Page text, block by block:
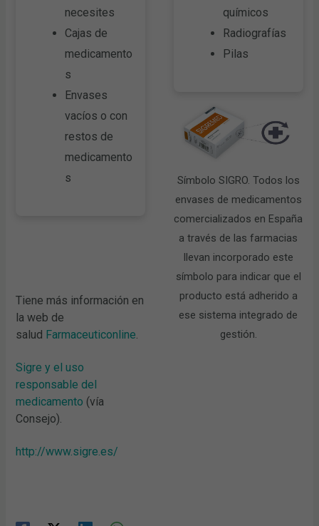
necesites
Cajas de
medicamento
s
Envases
vacíos o con
restos de
medicamento
s
Tiene más información en
la web de
salud Farmaceuticonline.
Sigre y el uso
responsable del
medicamento (vía
Consejo).
http://www.sigre.es/
químicos
Radiografías
Pilas
Símbolo SIGRO. Todos los
envases de medicamentos
comercializados en España
a través de las farmacias
llevan incorporado este
símbolo para indicar que el
producto está adherido a
ese sistema integrado de
gestión.